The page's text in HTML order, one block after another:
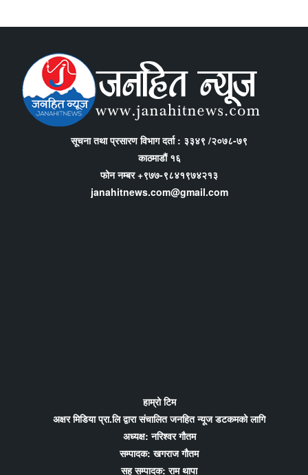
सूचना तथा प्रसारण विभाग दर्ता : ३३४९ /२०७८-७९
काठमाडौं १६
फोन नम्बर +९७७-९८४१९७४२१३
janahitnews.com@gmail.com
हाम्रो टिम
अक्षर मिडिया प्रा.लि द्वारा संचालित जनहित न्यूज डटकमको लागि
अध्यक्ष: नरिश्वर गौतम
सम्पादक: खगराज गौतम
सह सम्पादक: राम थापा